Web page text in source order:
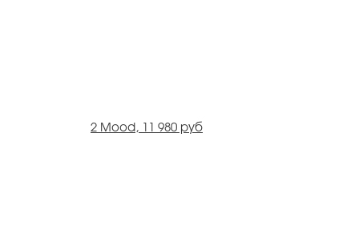
2 Mood, 11 980 руб